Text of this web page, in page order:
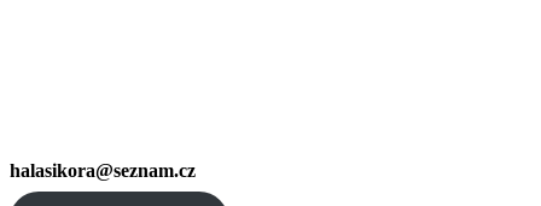
halasikora@seznam.cz